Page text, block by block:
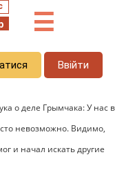
☰
Ввійти
о деле Грымчака: У нас в
невозможно. Видимо,
и начал искать другие